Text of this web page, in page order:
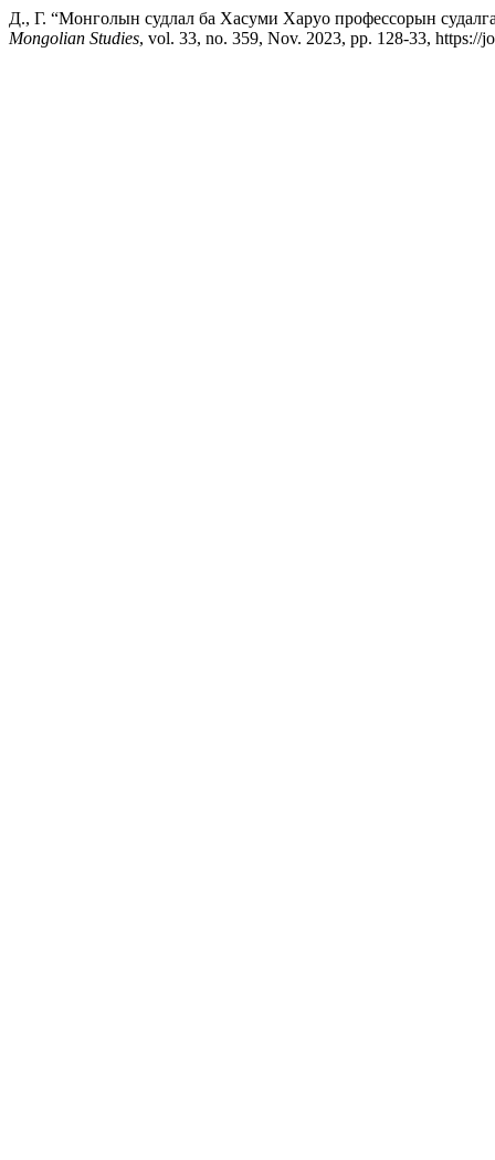
Д., Г. “Монголын судлал ба Хасуми Харуо профессорын
Mongolian Studies, vol. 33, no. 359, Nov. 2023, pp. 128-33, https://